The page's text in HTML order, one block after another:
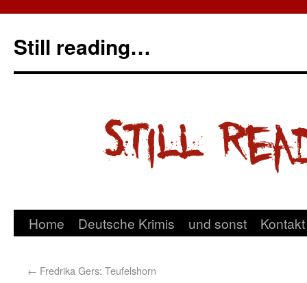
Still reading…
Home Deutsche Krimis und sonst Kontakt
← Fredrika Gers: Teufelshorn